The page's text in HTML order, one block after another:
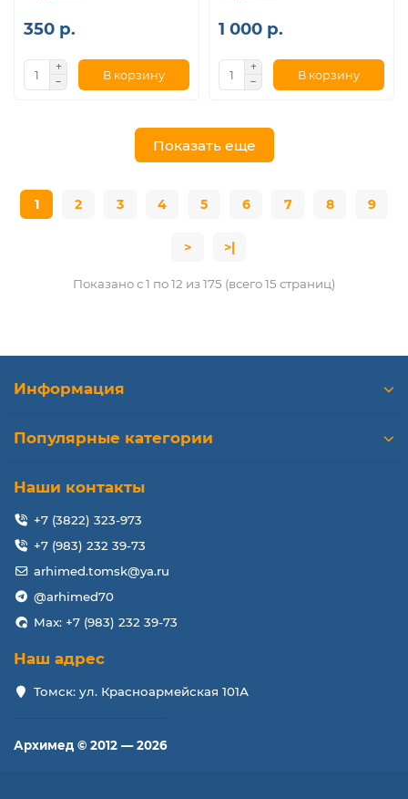
350 р.
В корзину
1 000 р.
В корзину
Показать еще
1 2 3 4 5 6 7 8 9
> >|
Показано с 1 по 12 из 175 (всего 15 страниц)
Информация
Популярные категории
Наши контакты
+7 (3822) 323-973
+7 (983) 232 39-73
arhimed.tomsk@ya.ru
@arhimed70
Max: +7 (983) 232 39-73
Наш адрес
Томск: ул. Красноармейская 101А
Архимед © 2012 — 2026